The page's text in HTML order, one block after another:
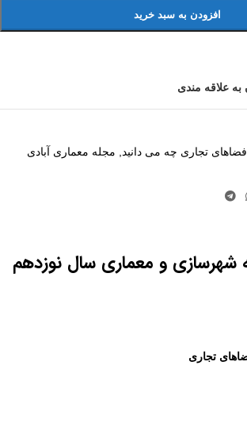
افزودن به سبد خرید
به علاقه مندی
فضاهای تجاری چه می دانید
مجله معماری آبادی
شهرسازی و معماری سال نوزدهم
تجاری